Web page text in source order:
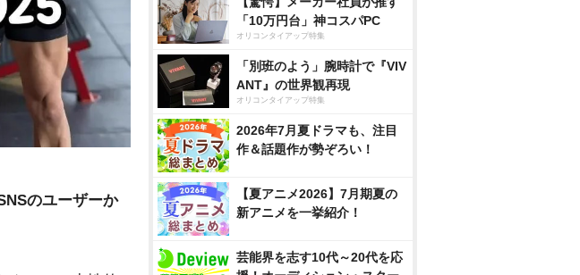
のユーザーか
「10万円台」神コスパPC
オリコンタイアップ特集
「別班のよう」腕時計で『VIV
ANT』の世界観再現
オリコンタイアップ特集
2026年7月夏ドラマも、注目
作＆話題作が勢ぞろい！
【夏アニメ2026】7月期夏の
新アニメを一挙紹介！
芸能界を志す10代～20代を応